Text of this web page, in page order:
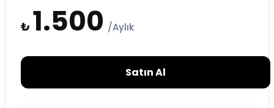
₺ 1.500 /Aylık
Satın Al